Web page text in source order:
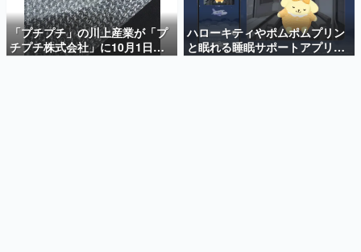
新世代に訊く
これからのデジタルゲーム市場を担う若きクリエイター達
の姿を追い、彼らのルーツと情熱を探っていきます。
「プチプチ」の川上産業が「プ
チプチ株式会社」に10月1日よ
り社名変更へ。創業58年で初め
ハローキティやポムポムプリン
と眠れる睡眠サポートアプリ
『ゆめたび』が配信中。キャラ